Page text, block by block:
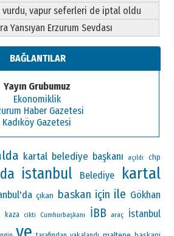
vurdu, vapur seferleri de iptal oldu
Yansıyan Erzurum Sevdası
BAĞLANTILAR
Yayın Grubumuz
Ekonomiklik
Haber Gazetesi
Kadıköy Gazetesi
kartal belediye başkanı açıldı chp
istanbul Belediye
kartal
çıkan baskan için ile Gökhan
kaza cikti Cumhurbaşkanı İBB araç İstanbul